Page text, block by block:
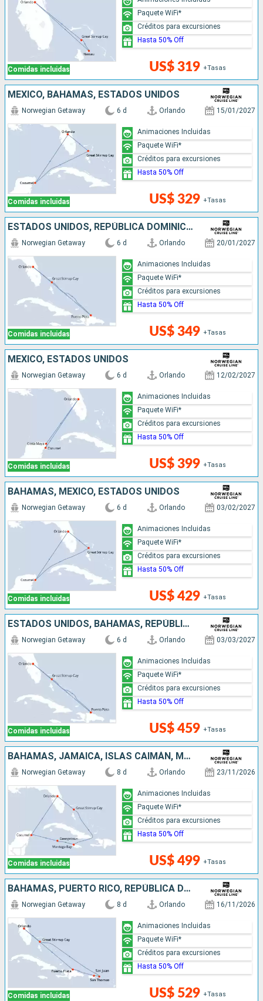
Comidas incluidas US$ 319 +Tasas
Paquete WiFi*
Créditos para excursiones
Hasta 50% Off
MÉXICO, BAHAMAS, ESTADOS UNIDOS
Comidas incluidas
Norwegian Getaway 6 d Orlando 15/01/2027
US$ 329 +Tasas
Animaciones Incluidas
Paquete WiFi*
Créditos para excursiones
Hasta 50% Off
ESTADOS UNIDOS, REPÚBLICA DOMINICANA, BAHAMAS
Comidas incluidas
Norwegian Getaway 6 d Orlando 20/01/2027
US$ 349 +Tasas
Animaciones Incluidas
Paquete WiFi*
Créditos para excursiones
Hasta 50% Off
MÉXICO, ESTADOS UNIDOS
Comidas incluidas
Norwegian Getaway 6 d Orlando 12/02/2027
US$ 399 +Tasas
Animaciones Incluidas
Paquete WiFi*
Créditos para excursiones
Hasta 50% Off
BAHAMAS, MÉXICO, ESTADOS UNIDOS
Comidas incluidas
Norwegian Getaway 6 d Orlando 03/02/2027
US$ 429 +Tasas
Animaciones Incluidas
Paquete WiFi*
Créditos para excursiones
Hasta 50% Off
ESTADOS UNIDOS, BAHAMAS, REPÚBLICA DOMINICANA
Comidas incluidas
Norwegian Getaway 6 d Orlando 03/03/2027
US$ 459 +Tasas
Animaciones Incluidas
Paquete WiFi*
Créditos para excursiones
Hasta 50% Off
BAHAMAS, JAMAICA, ISLAS CAIMÁN, MÉXICO, ESTADOS UNIDOS
Comidas incluidas
Norwegian Getaway 8 d Orlando 23/11/2026
US$ 499 +Tasas
Animaciones Incluidas
Paquete WiFi*
Créditos para excursiones
Hasta 50% Off
BAHAMAS, PUERTO RICO, REPÚBLICA DOMINICANA, ESTADOS UNIDOS
Comidas incluidas
Norwegian Getaway 8 d Orlando 16/11/2026
US$ 529 +Tasas
Animaciones Incluidas
Paquete WiFi*
Créditos para excursiones
Hasta 50% Off